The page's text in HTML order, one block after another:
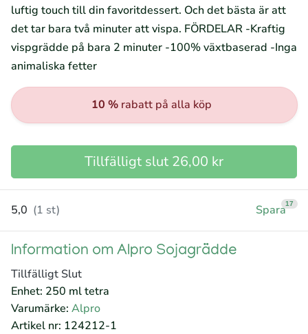
luftig touch till din favoritdessert. Och det bästa är att
det tar bara två minuter att vispa. FÖRDELAR -Kraftig
vispgrädde på bara 2 minuter -100% växtbaserad -Inga
animaliska fetter
10 % rabatt på alla köp
Tillfälligt slut 26,00 kr
5,0 (1 st) Spara17
Information om Alpro Sojagrädde
Tillfälligt Slut
Enhet: 250 ml tetra
Varumärke: Alpro
Artikel nr: 124212-1